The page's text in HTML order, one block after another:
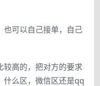
也可以自己接单，自己
较高的，把对方的要求
什么区，微信区还是qq